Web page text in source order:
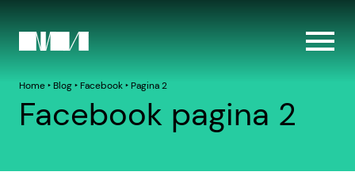
Home‣ Blog‣ Facebook‣ Pagina 2
Facebook pagina 2